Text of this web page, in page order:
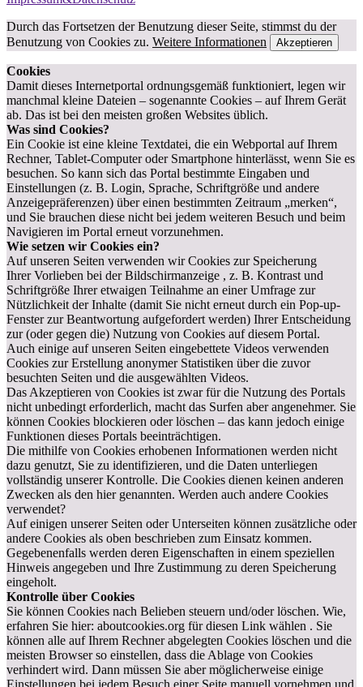
Durch das Fortsetzen der Benutzung dieser Seite, stimmst du der
Benutzung von Cookies zu. Weitere Informationen Akzeptieren
Cookies
Damit dieses Internetportal ordnungsgemäß funktioniert, legen wir
manchmal kleine Dateien – sogenannte Cookies – auf Ihrem Gerät
ab. Das ist bei den meisten großen Websites üblich.
Was sind Cookies?
Ein Cookie ist eine kleine Textdatei, die ein Webportal auf Ihrem
Rechner, Tablet-Computer oder Smartphone hinterlässt, wenn Sie es
besuchen. So kann sich das Portal bestimmte Eingaben und
Einstellungen (z. B. Login, Sprache, Schriftgröße und andere
Anzeigepräferenzen) über einen bestimmten Zeitraum „merken“,
und Sie brauchen diese nicht bei jedem weiteren Besuch und beim
Navigieren im Portal erneut vorzunehmen.
Wie setzen wir Cookies ein?
Auf unseren Seiten verwenden wir Cookies zur Speicherung
Ihrer Vorlieben bei der Bildschirmanzeige , z. B. Kontrast und
Schriftgröße Ihrer etwaigen Teilnahme an einer Umfrage zur
Nützlichkeit der Inhalte (damit Sie nicht erneut durch ein Pop-up-
Fenster zur Beantwortung aufgefordert werden) Ihrer Entscheidung
zur (oder gegen die) Nutzung von Cookies auf diesem Portal.
Auch einige auf unseren Seiten eingebettete Videos verwenden
Cookies zur Erstellung anonymer Statistiken über die zuvor
besuchten Seiten und die ausgewählten Videos.
Das Akzeptieren von Cookies ist zwar für die Nutzung des Portals
nicht unbedingt erforderlich, macht das Surfen aber angenehmer. Sie
können Cookies blockieren oder löschen – das kann jedoch einige
Funktionen dieses Portals beeinträchtigen.
Die mithilfe von Cookies erhobenen Informationen werden nicht
dazu genutzt, Sie zu identifizieren, und die Daten unterliegen
vollständig unserer Kontrolle. Die Cookies dienen keinen anderen
Zwecken als den hier genannten. Werden auch andere Cookies
verwendet?
Auf einigen unserer Seiten oder Unterseiten können zusätzliche oder
andere Cookies als oben beschrieben zum Einsatz kommen.
Gegebenenfalls werden deren Eigenschaften in einem speziellen
Hinweis angegeben und Ihre Zustimmung zu deren Speicherung
eingeholt.
Kontrolle über Cookies
Sie können Cookies nach Belieben steuern und/oder löschen. Wie,
erfahren Sie hier: aboutcookies.org für diesen Link wählen . Sie
können alle auf Ihrem Rechner abgelegten Cookies löschen und die
meisten Browser so einstellen, dass die Ablage von Cookies
verhindert wird. Dann müssen Sie aber möglicherweise einige
Einstellungen bei jedem Besuch einer Seite manuell vornehmen und